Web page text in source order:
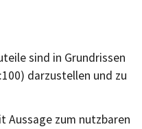
sind in Grundrissen
darzustellen und zu
Aussage zum nutzbaren